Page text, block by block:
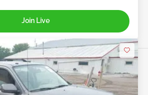
Join Live